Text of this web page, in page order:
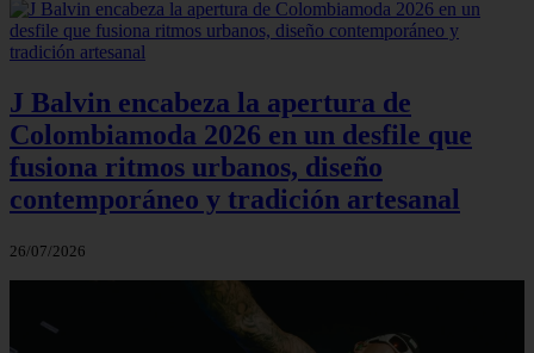
J Balvin encabeza la apertura de
Colombiamoda 2026 en un desfile que
fusiona ritmos urbanos, diseño
contemporáneo y tradición artesanal
26/07/2026